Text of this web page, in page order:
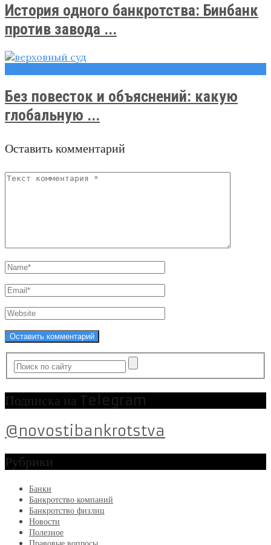
История одного банкротства: Бинбанк
против завода ...
Без повесток и объяснений: какую
глобальную ...
Оставить комментарий
Подписка на Telegram
@novostibankrotstva
Рубрики
Банки
Банкротство компаний
Банкротство физлиц
Новости
Полезное